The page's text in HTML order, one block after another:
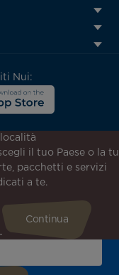
Nui:
le ultime
e promozioni
il tuo Paese o la
pacchetti e servizi
a te.